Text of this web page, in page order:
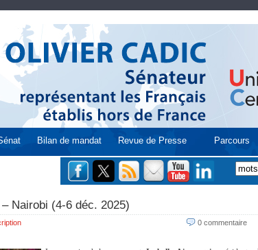
Bilan de mandat Revue de Presse Parcours
Nairobi (4-6 déc. 2025)
0 commentaire